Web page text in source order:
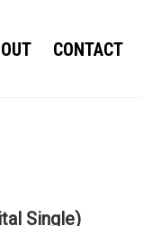
CONTACT
Single)